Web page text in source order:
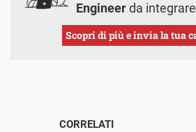
Engineerda
Scopri di più e invia la tua
CORRELATI